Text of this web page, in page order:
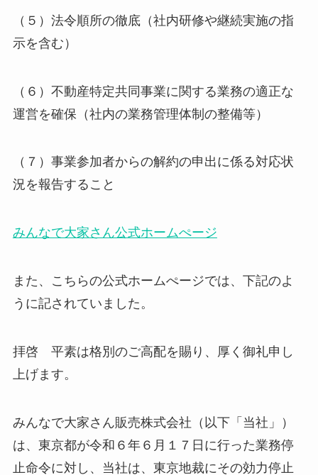
（５）法令順所の徹底（社内研修や継続実施の指
示を含む）
（６）不動産特定共同事業に関する業務の適正な
運営を確保（社内の業務管理体制の整備等）
（７）事業参加者からの解約の申出に係る対応状
況を報告すること
みんなで大家さん公式ホームぺージ
また、こちらの公式ホームぺージでは、下記のよ
うに記されていました。
拝啓 平素は格別のご高配を賜り、厚く御礼申し
上げます。
みんなで大家さん販売株式会社（以下「当社」）
は、東京都が令和６年６月１７日に行った業務停
止命令に対し、当社は、東京地裁にその効力停止